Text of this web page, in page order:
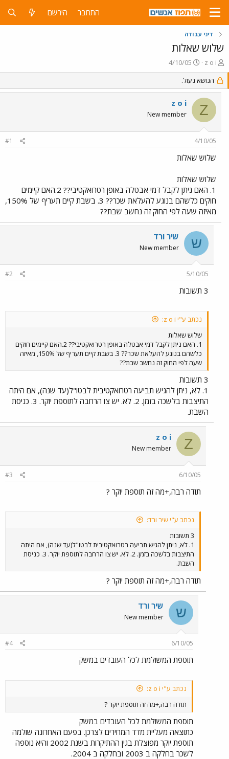
התחבר הירשם
דיני עבודה
שלוש שאלות
פ
ו
ת
ח
נ
z o i
פ
ו
ר
ס
ב
ך
4/10/05
הנושא נעול.
Z
z o i
New member
4/10/05
#1
שלוש שאלות
שלוש שאלות
1. האם ניתן לקבל דמי אבטלה באופן רטרואקטיבי?? 2.האם קיימים
חוקים כלשהם בנוגע להעלאת שכר?? 3. בשבת קיים תעריף של 150%,
מאיזה שעה לפי החוק זה נחשב שבת??
ש שיר ורד
New member
5/10/05
#2
3 תשובות
נכתב ע"י z o i:
שלוש שאלות
1. האם ניתן לקבל דמי אבטלה באופן רטרואקטיבי?? 2.האם קיימים חוקים
כלשהם בנוגע להעלאת שכר?? 3. בשבת קיים תעריף של 150%, מאיזה
שעה לפי החוק זה נחשב שבת??
3 תשובות
1. לא, ניתן להגיש תביעה רטרואקטיבית לבטו"ל(עד שנה), אם היתה
התיצבות בלשכה בזמן. 2. לא. יש צו הרחבה לתוספת יוקר. 3. כניסת
השבת.
Z
z o i
New member
6/10/05
#3
תודה רבה,+מה זה תוספת יוקר ?
נכתב ע"י שיר ורד:
3 תשובות
1. לא, ניתן להגיש תביעה רטרואקטיבית לבטו"ל(עד שנה), אם היתה
התיצבות בלשכה בזמן. 2. לא. יש צו הרחבה לתוספת יוקר. 3. כניסת
השבת.
תודה רבה,+מה זה תוספת יוקר ?
ש שיר ורד
New member
6/10/05
#4
תוספת המשולמת לכל העובדים במשק
נכתב ע"י z o i:
תודה רבה,+מה זה תוספת יוקר ?
תוספת המשולמת לכל העובדים במשק
כתוצאה מעליית מדד המחירים לצרכן. בפעם האחרונה שולמה
תוספת יוקר מפוצלת בגין ההתיקרות בשנת 2002 והיא נוספה
לשכר בחלקה ב 2003 ובחלקה ב 2004.